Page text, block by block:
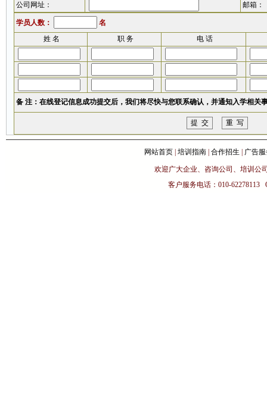
公司网址：
邮箱：
学员人数：
名
姓 名
职 务 电 话
备 注：在线登记信息成功提交后，我们将尽快与您联系确认，并通知入学相关
网站首页| 培训指南| 合作招生 广告服
欢迎广大企业、咨询公司、培训公
客户服务电话：010-62278113